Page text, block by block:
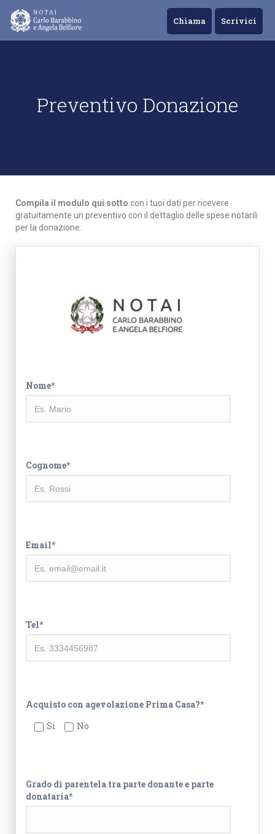
Chiama Scrivici
Preventivo Donazione
Compila il modulo qui sotto con i tuoi dati perricevere
gratuitamente un preventivo con il dettaglio delle spese notarili
per la donazione.
Nome*
Cognome*
Email*
Tel*
Acquisto con agevolazione Prima Casa?*
Si
No
Grado di parentela tra parte donante e parte
donataria*